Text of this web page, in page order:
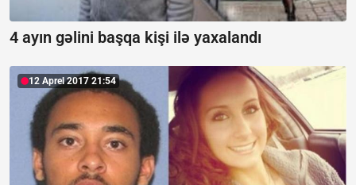
4 ayın gəlini başqa kişi ilə yaxalandı
12 Aprel 2017 21:54